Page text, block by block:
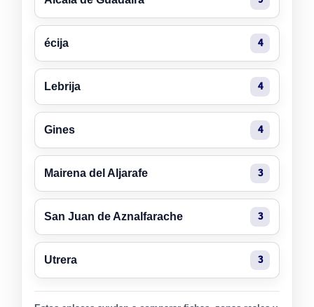
écija 4
Lebrija 4
Gines 4
Mairena del Aljarafe 3
San Juan de Aznalfarache 3
Utrera 3